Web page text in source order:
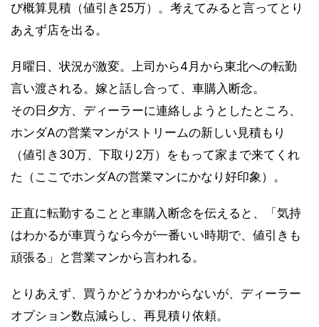
び概算見積（値引き25万）。考えてみると言ってとり
あえず店を出る。
月曜日、状況が激変。上司から4月から東北への転勤
言い渡される。嫁と話し合って、車購入断念。
その日夕方、ディーラーに連絡しようとしたところ、
ホンダAの営業マンがストリームの新しい見積もり
（値引き30万、下取り2万）をもって家まで来てくれ
た（ここでホンダAの営業マンにかなり好印象）。
正直に転勤することと車購入断念を伝えると、「気持
はわかるが車買うなら今が一番いい時期で、値引きも
頑張る」と営業マンから言われる。
とりあえず、買うかどうかわからないが、ディーラー
オプション数点減らし、再見積り依頼。